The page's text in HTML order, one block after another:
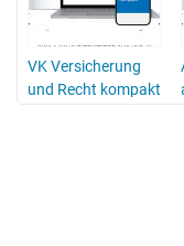
VK Versicherung
und Recht kompakt